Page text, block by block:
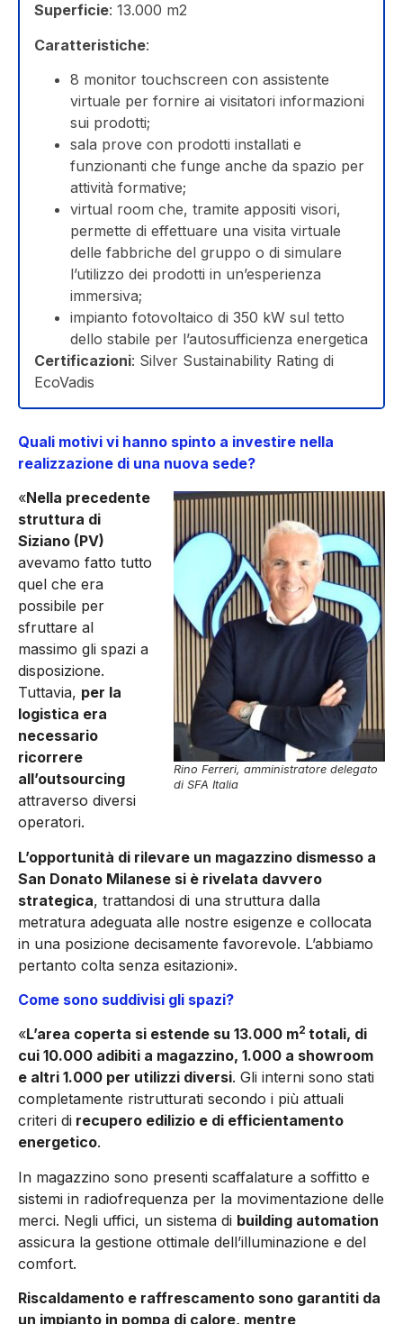
Superficie: 13.000 m2
Caratteristiche:
8 monitor touchscreen con assistente
virtuale per fornire ai visitatori informazioni
sui prodotti;
sala prove con prodotti installati e
funzionanti che funge anche da spazio per
attività formative;
virtual room che, tramite appositi visori,
permette di effettuare una visita virtuale
delle fabbriche del gruppo o di simulare
l’utilizzo dei prodotti in un’esperienza
immersiva;
impianto fotovoltaico di 350 kW sul tetto
dello stabile per l’autosufficienza energetica
Certificazioni: Silver Sustainability Rating di
EcoVadis
Quali motivi vi hanno spinto a investire nella
realizzazione di una nuova sede?
Rino Ferreri, amministratore delegato
di SFA Italia
«Nella precedente
struttura di
Siziano (PV)
avevamo fatto tutto
quel che era
possibile per
sfruttare al
massimo gli spazi a
disposizione.
Tuttavia, per la
logistica era
necessario
ricorrere
all’outsourcing
attraverso diversi
operatori.
L’opportunità di rilevare un magazzino dismesso a
San Donato Milanese si è rivelata davvero
strategica, trattandosi di una struttura dalla
metratura adeguata alle nostre esigenze e collocata
in una posizione decisamente favorevole. L’abbiamo
pertanto colta senza esitazioni».
Come sono suddivisi gli spazi?
«L’area coperta si estende su 13.000 m2 totali, di
cui 10.000 adi­biti a magazzino, 1.000 a showroom
e altri 1.000 per utilizzi di­versi. Gli interni sono stati
completamente ristrutturati secondo i più attuali
criteri di recupero edilizio e di efficientamento
ener­getico.
In magazzino sono presenti scaffalature a soffitto e
si­stemi in radiofrequenza per la movimentazione delle
merci. Ne­gli uffici, un sistema di building automation
assicura la gestione ottimale dell’illuminazione e del
comfort.
Riscaldamento e raf­frescamento sono garantiti da
un impianto in pompa di calo­re, mentre